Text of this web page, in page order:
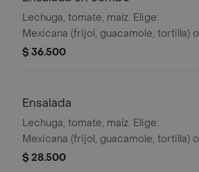
Lechuga, tomate, maíz. Elige:
Mexicana (frijol, guacamole, tortilla) o
Campestre (quesos, huevo, pepinillos)
alimentos de origen animal) + papas
$ 36.500
Ensalada
Lechuga, tomate, maíz. Elige:
Mexicana (frijol, guacamole, tortilla) o
Campestre (quesos, huevo, pepinillos)
$ 28.500